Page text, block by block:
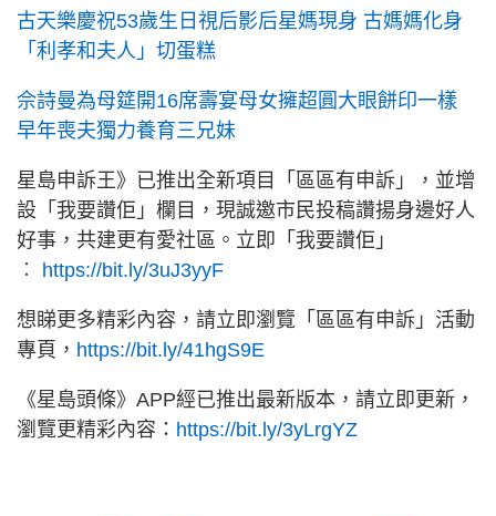
古天樂慶祝53歲生日視后影后星媽現身 古媽媽化身
「利孝和夫人」切蛋糕
佘詩曼為母筵開16席壽宴母女擁超圓大眼餅印一樣
早年喪夫獨力養育三兄妹
星島申訴王》已推出全新項目「區區有申訴」，並增
設「我要讚佢」欄目，現誠邀市民投稿讚揚身邊好人
好事，共建更有愛社區。立即「我要讚佢」
︰ https://bit.ly/3uJ3yyF
想睇更多精彩內容，請立即瀏覽「區區有申訴」活動
專頁， https://bit.ly/41hgS9E
《星島頭條》APP經已推出最新版本，請立即更新，
瀏覽更精彩內容： https://bit.ly/3yLrgYZ